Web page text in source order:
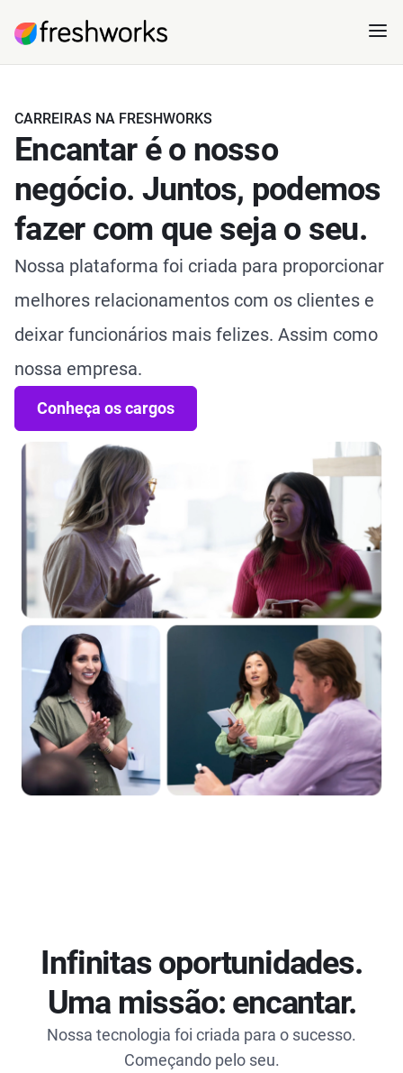
CARREIRAS NA FRESHWORKS
Encantar é o nosso
negócio. Juntos, podemos
fazer com que seja o seu.
Nossa plataforma foi criada para proporcionar
melhores relacionamentos com os clientes e
deixar funcionários mais felizes. Assim como
nossa empresa.
Conheça os cargos
Infinitas oportunidades.
Uma missão: encantar.
Nossa tecnologia foi criada para o sucesso.
Começando pelo seu.